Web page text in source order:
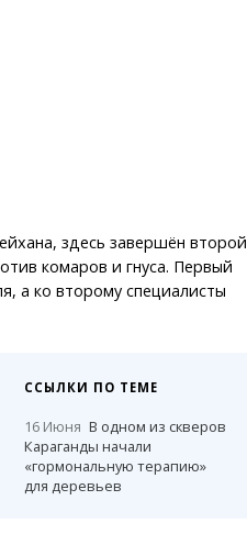
здесь завершён второй
комаров и гнуса. Первый
а ко второму специалисты
ССЫЛКИ ПО ТЕМЕ
16 Июня В одном из скверов
Караганды начали
«гормональную терапию»
для деревьев